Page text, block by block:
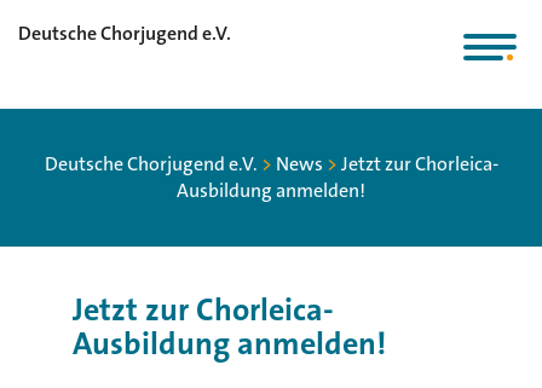
Deutsche Chorjugend e.V.
Deutsche Chorjugend e.V. > News >Jetzt zur Chorleica-
Ausbildung anmelden!
Jetzt zur Chorleica-
Ausbildung anmelden!